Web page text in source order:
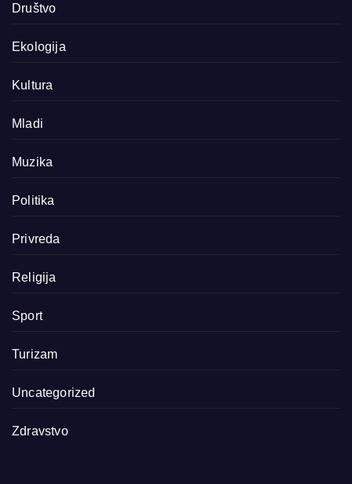
Društvo
Ekologija
Kultura
Mladi
Muzika
Politika
Privreda
Religija
Sport
Turizam
Uncategorized
Zdravstvo